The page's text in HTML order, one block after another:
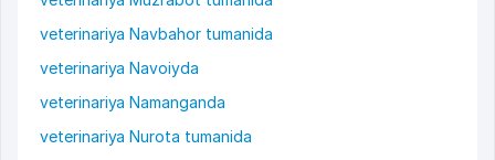
veterinariya Navbahor tumanida
veterinariya Navoiyda
veterinariya Namanganda
veterinariya Nurota tumanida